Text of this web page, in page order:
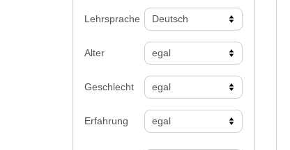
Lehrsprache
Alter
Geschlecht
Erfahrung